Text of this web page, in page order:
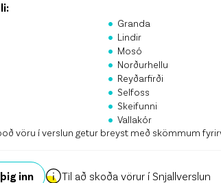
• Granda
• Lindir
• Mosó
• Norðurhellu
• Reyðarfirði
• Selfoss
• Skeifunni
• Vallakór
vöru í verslun getur breyst með skömmum
inn Til að skoða vörur í Snjallverslun